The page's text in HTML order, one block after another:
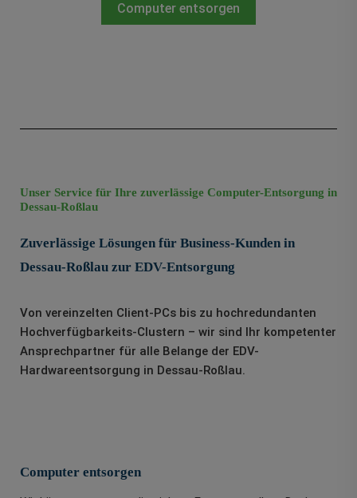
Computer entsorgen
Unser Service für Ihre zuverlässige Computer-Entsorgung in
Dessau-Roßlau
Zuverlässige Lösungen für Business-Kunden in
Dessau-Roßlau zur EDV-Entsorgung
Von vereinzelten Client-PCs bis zu hochredundanten
Hochverfügbarkeits-Clustern – wir sind Ihr kompetenter
Ansprechpartner für alle Belange der EDV-
Hardwareentsorgung in Dessau-Roßlau.
Computer entsorgen